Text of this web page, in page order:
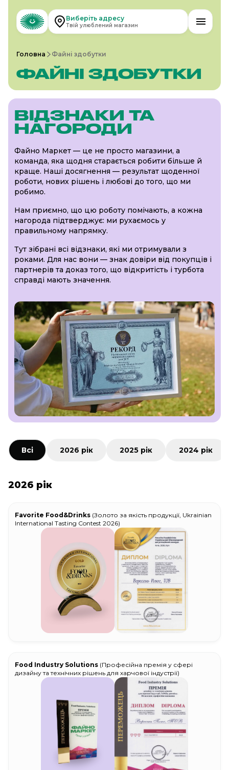
Виберіть адресу
Твій улюблений магазин
Головна Файні здобутки
ФАЙНІ ЗДОБУТКИ
ВІДЗНАКИ ТА
НАГОРОДИ
Файно Маркет — це не просто магазини, а
команда, яка щодня старається робити більше й
краще. Наші досягнення — результат щоденної
роботи, нових рішень і любові до того, що ми
робимо.
Нам приємно, що цю роботу помічають, а кожна
нагорода підтверджує: ми рухаємось у
правильному напрямку.
Тут зібрані всі відзнаки, які ми отримували з
роками. Для нас вони — знак довіри від покупців і
партнерів та доказ того, що відкритість і турбота
справді мають значення.
Всі 2026 рік 2025 рік 2024 рік
2026 рік
Favorite Food&Drinks (Золото за якість продукції, Ukrainian
International Tasting Contest 2026)
Food Industry Solutions (Професійна премія у сфері
дизайну та технічних рішень для харчової індустрії)